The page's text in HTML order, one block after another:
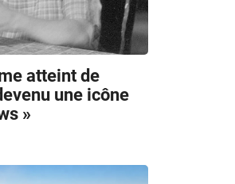
atteint de
une icône
»